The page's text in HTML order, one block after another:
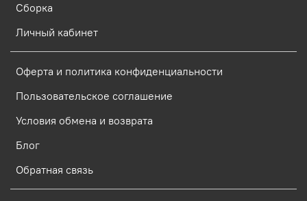
Сборка
Личный кабинет
Оферта и политика конфиденциальности
Пользовательское соглашение
Условия обмена и возврата
Блог
Обратная связь